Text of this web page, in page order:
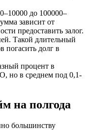
до 100000–
зависит от
предоставить залог.
Такой длительный
погасить долг в
процент в
но в среднем под 0,1-
на полгода
большинству